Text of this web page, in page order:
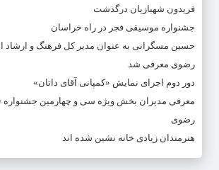
فریدون شهبازیان درگذشت
جشنواره موسیقی فجر در راه خراسان
حسین مسگرانی به عنوان مدیر کل فرهنگ و ارشاد
رضوی معرفی شد
دور دوم اجرای نمایش «کمپانی آقای داتان»
معرفی مدیران بخش ویژه سی و چهارمین جشنواره
رضوی
هنرمندان زیادی خانه نشین شده اند